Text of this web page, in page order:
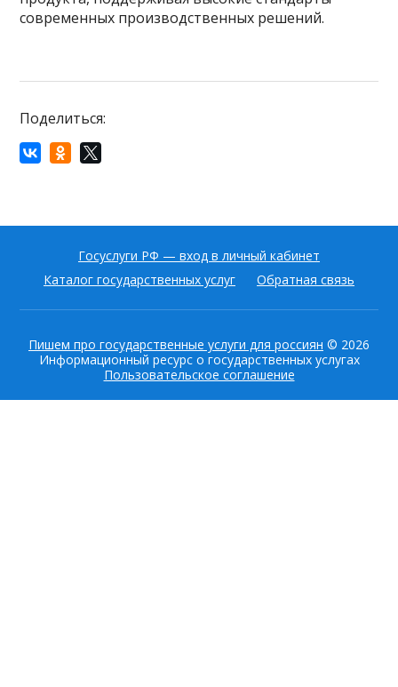
современных производственных решений.
Поделиться:
Госуслуги РФ — вход в личный кабинет
Каталог государственных услуг
Обратная связь
Пишем про государственные услуги для россиян © 2026
Информационный ресурс о государственных услугах
Пользовательское соглашение